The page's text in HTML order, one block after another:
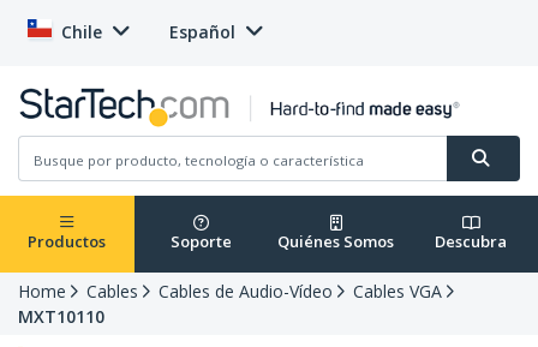
Chile Español
Productos Soporte Quiénes Somos Descubra
Home Cables Cables de Audio-Vídeo
Cables VGA
MXT10110